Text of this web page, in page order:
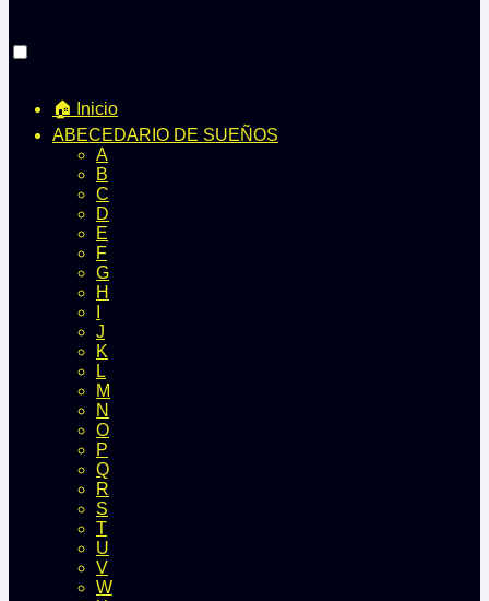
🏠 Inicio
ABECEDARIO DE SUEÑOS
A
B
C
D
E
F
G
H
J
K
L
M
N
O
P
Q
R
S
T
U
V
W